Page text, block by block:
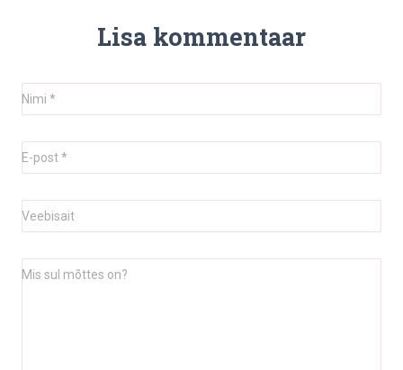
Lisa kommentaar
Nimi *
E-post*
Veebisait
Mis sul mõttes on?